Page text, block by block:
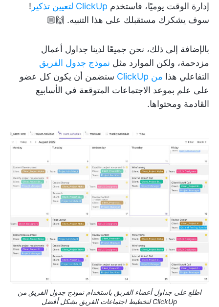
إدارة الوقت يوميًا، فاستخدم ClickUp لتعيين تذكير
!
سوف يشكرك مستقبلك على هذا التنبيه. 🙌🏼
بالإضافة إلى ذلك، نحن جميعًا لدينا جداول أعمال
مزدحمة، ولكن الموارد مثل نموذج جدول الفريق
التفاعلي هذا من ClickUp
ستضمن أن يكون كل عضو
على علم بموعد الاجتماعات المتوقعة في الأسابيع
القادمة ومحتواها.
اطلع على جداول أعضاء الفريق باستخدام نموذج جدول الفريق من
ClickUp لتخطيط اجتماعات الفريق بشكل أفضل